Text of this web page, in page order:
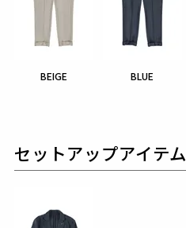
BEIGE BLUE
セットアップアイテム